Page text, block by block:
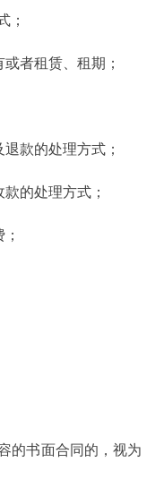
；
者租赁、租期；
款的处理方式；
的处理方式；
书面合同的，视为